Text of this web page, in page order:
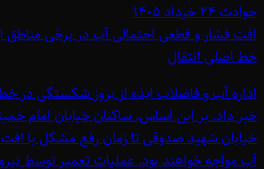
حوادث۲۴ خرداد ۱۴۰۵
افت فشار و قطعی احتمالی آب در برخی
خط اصلی انتقال
اداره آب و فاضلاب ایذه از بروز شکستگی در
خبر داد. بر این اساس، ساکنان خیابان امام
خیابان شهید صدوقی تا زمان رفع مشکل با
آب مواجه خواهند بود. عملیات تعمیر توسط